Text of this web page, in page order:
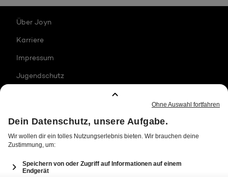
Über Joyn
Karriere
Impressum
Jugendschutz
Barrierefreiheit